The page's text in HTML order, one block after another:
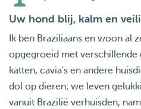
Uw hond blij, kalm en
Ik ben Braziliaans en woon al
opgegroeid met verschillende
katten, cavia's en andere
dol op dieren; we leven
vanuit Brazilië verhuisden,